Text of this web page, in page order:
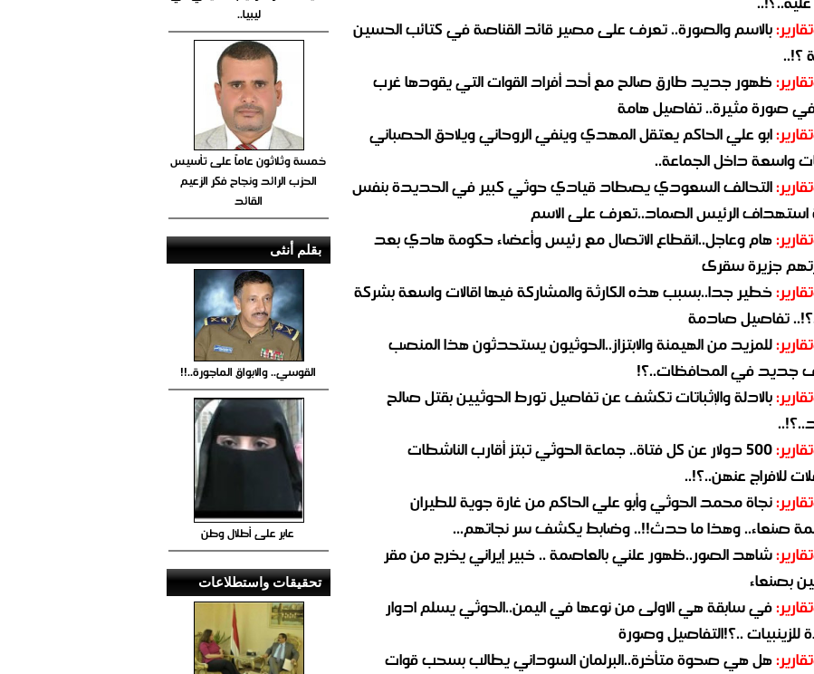
بالاسم والصورة.. تعرف على مصير قائد القناصة في كتائب الحسين
؟!..
ظهور جديد طارق صالح مع أحد أفراد القوات التي يقودها غرب
صورة مثيرة.. تفاصيل هامة
ابو علي الحاكم يعتقل المهدي وينفي الروحاني ويلاحق الحصباني
واسعة داخل الجماعة..
التحالف السعودي يصطاد قيادي حوثي كبير في الحديدة بنفس
استهداف الرئيس الصماد..تعرف على الاسم
هام وعاجل..انقطاع الاتصال مع رئيس وأعضاء حكومة هادي بعد
جزيرة سقرى
خطير جدا..بسبب هذه الكارثة والمشاركة فيها اقالات واسعة بشركة
تفاصيل صادمة
للمزيد من الهيمنة والابتزاز..الحوثيون يستحدثون هذا المنصب
جديد في المحافظات..؟!
بالادلة والإثباتات تكشف عن تفاصيل تورط الحوثيين بقتل صالح
500 دولار عن كل فتاة.. جماعة الحوثي تبتز أقارب الناشطات
للافراج عنهن..؟!..
نجاة محمد الحوثي وأبو علي الحاكم من غارة جوية للطيران
صنعاء.. وهذا ما حدث!!.. وضابط يكشف سر نجاتهم...
شاهد الصور..ظهور علني بالعاصمة .. خبير إيراني يخرج من مقر
بصنعاء
في سابقة هي الاولى من نوعها في اليمن..الحوثي يسلم ادوار
..؟!التفاصيل وصورة
هل هي صحوة متأخرة..البرلمان السوداني يطالب بسحب قوات
ليبيا..
خمسة وثلاثون عاماً على تأسيس
الحزب الرائد ونجاح فكر الزعيم
القائد
بقلم أنثى
القوسي.. والابواق الماجورة..!!
عابر على أطلال وطن
تحقيقات واستطلاعات